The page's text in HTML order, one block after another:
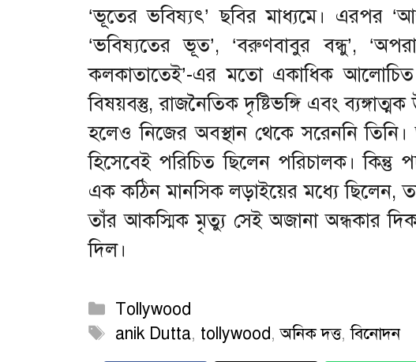
‘ভূতের ভবিষ্যৎ’ ছবির মাধ্যমে। এরপর
‘ভবিষ্যতের ভূত’, ‘বরুণবাবুর বন্ধু’,
কলকাতাতেই’-এর মতো একাধিক আলোচিত
বিষয়বস্তু, রাজনৈতিক দৃষ্টিভঙ্গি এবং
হলেও নিজের অবস্থান থেকে সরেননি তিনি।
হিসেবেই পরিচিত ছিলেন পরিচালক। কিন্তু
এক কঠিন মানসিক লড়াইয়ের মধ্যে ছিলেন,
তাঁর আকস্মিক মৃত্যু সেই অজানা অন্ধকার
দিল।
Categories
Tollywood
Tags
anik Dutta, tollywood,অনিক দত্ত,বিনোদন